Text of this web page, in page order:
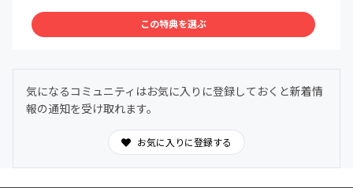
この特典を選ぶ
気になるコミュニティはお気に入りに登録しておくと新着情
報の通知を受け取れます。
お気に入りに登録する